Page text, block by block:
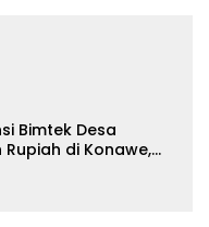
Bimtek Desa
di Konawe,